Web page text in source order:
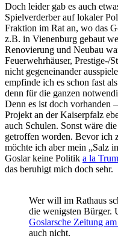
Doch leider gab es auch
Spielverderber auf lokaler
Fraktion im Rat an, wo das
z.B. in Vienenburg gebaut
Renovierung und Neubau
Feuerwehrhäuser, Prestige-/
nicht gegeneinander
empfinde ich es schon fast
denn für die ganzen
Denn es ist doch vorhanden
Projekt an der Kaiserpfalz
auch Schulen. Sonst wäre
getroffen worden. Bevor ich
möchte ich aber mein „Salz
Goslar keine Politik a la
das beruhigt mich doch sehr.
Wer will im Rathaus
die wenigsten Bürger.
Goslarsche Zeitung
auch nicht.